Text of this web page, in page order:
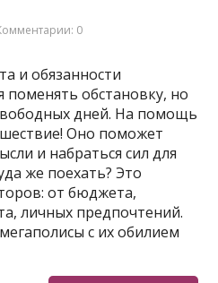
0
и обязанности
обстановку, но
дней. На помощь
Оно поможет
и набраться сил для
же поехать? Это
от бюджета,
личных предпочтений.
с их обилием